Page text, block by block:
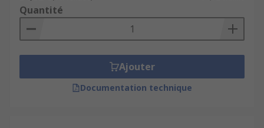
Quantité
Ajouter
Documentation technique